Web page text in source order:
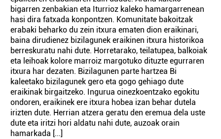
bigarren zenbakian eta Iturrioz kaleko hamargarrenean
hasi dira fatxada konpontzen. Komunitate bakoitzak
erabaki beharko du zein itxura ematen dion eraikinari,
baina dirudienez bizilagunek eraikinen itxura historikoa
berreskuratu nahi dute. Horretarako, teilatupea, balkoiak
eta leihoak kolore marroiz margotuko dituzte egurraren
itxura har dezaten. Bizilagunen parte hartzea Bi
kaleetako bizilagunek gero eta gogo gehiago dute
eraikinak birgaitzeko. Ingurua oinezkoentzako egokitu
ondoren, eraikinek ere itxura hobea izan behar dutela
irizten dute. Herrian atzera geratu den eremua dela uste
dute eta iritzi hori aldatu nahi dute, auzoak orain
hamarkada [...]